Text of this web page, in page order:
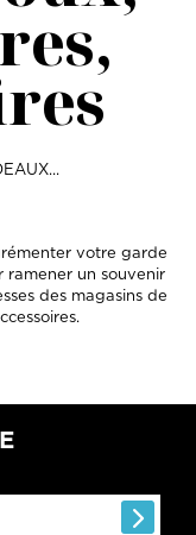
votre garde
ramener un souvenir
des magasins de